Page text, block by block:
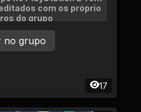
com os próprio
do grupo
17
no grupo